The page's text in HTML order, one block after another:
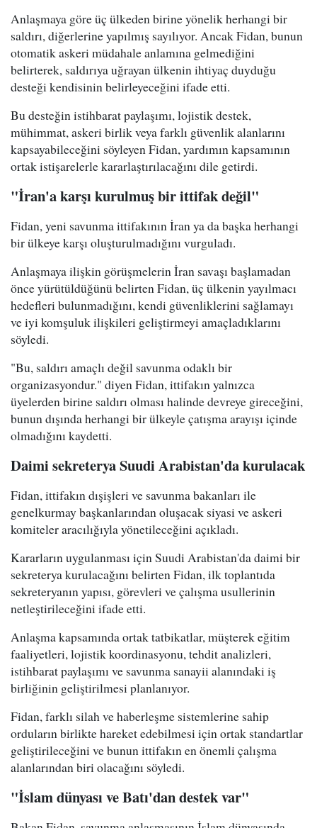
Anlaşmaya göre üç ülkeden birine yönelik herhangi bir
saldırı, diğerlerine yapılmış sayılıyor. Ancak Fidan, bunun
otomatik askeri müdahale anlamına gelmediğini
belirterek, saldırıya uğrayan ülkenin ihtiyaç duyduğu
desteği kendisinin belirleyeceğini ifade etti.
Bu desteğin istihbarat paylaşımı, lojistik destek,
mühimmat, askeri birlik veya farklı güvenlik alanlarını
kapsayabileceğini söyleyen Fidan, yardımın kapsamının
ortak istişarelerle kararlaştırılacağını dile getirdi.
"İran'a karşı kurulmuş bir ittifak değil"
Fidan, yeni savunma ittifakının İran ya da başka herhangi
bir ülkeye karşı oluşturulmadığını vurguladı.
Anlaşmaya ilişkin görüşmelerin İran savaşı başlamadan
önce yürütüldüğünü belirten Fidan, üç ülkenin yayılmacı
hedefleri bulunmadığını, kendi güvenliklerini sağlamayı
ve iyi komşuluk ilişkileri geliştirmeyi amaçladıklarını
söyledi.
"Bu, saldırı amaçlı değil savunma odaklı bir
organizasyondur." diyen Fidan, ittifakın yalnızca
üyelerden birine saldırı olması halinde devreye gireceğini,
bunun dışında herhangi bir ülkeyle çatışma arayışı içinde
olmadığını kaydetti.
Daimi sekreterya Suudi Arabistan'da kurulacak
Fidan, ittifakın dışişleri ve savunma bakanları ile
genelkurmay başkanlarından oluşacak siyasi ve askeri
komiteler aracılığıyla yönetileceğini açıkladı.
Kararların uygulanması için Suudi Arabistan'da daimi bir
sekreterya kurulacağını belirten Fidan, ilk toplantıda
sekreteryanın yapısı, görevleri ve çalışma usullerinin
netleştirileceğini ifade etti.
Anlaşma kapsamında ortak tatbikatlar, müşterek eğitim
faaliyetleri, lojistik koordinasyonu, tehdit analizleri,
istihbarat paylaşımı ve savunma sanayii alanındaki iş
birliğinin geliştirilmesi planlanıyor.
Fidan, farklı silah ve haberleşme sistemlerine sahip
orduların birlikte hareket edebilmesi için ortak standartlar
geliştirileceğini ve bunun ittifakın en önemli çalışma
alanlarından biri olacağını söyledi.
"İslam dünyası ve Batı'dan destek var"